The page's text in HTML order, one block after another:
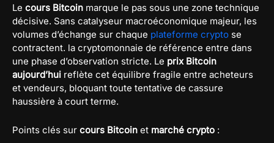
Le cours Bitcoin marque le pas sous une zone technique
décisive. Sans catalyseur macroéconomique majeur, les
volumes d’échange sur chaque plateforme crypto se
contractent. la cryptomonnaie de référence entre dans
une phase d’observation stricte. Le prix Bitcoin
aujourd’hui reflète cet équilibre fragile entre acheteurs
et vendeurs, bloquant toute tentative de cassure
haussière à court terme.
Points clés sur cours Bitcoin et marché crypto :